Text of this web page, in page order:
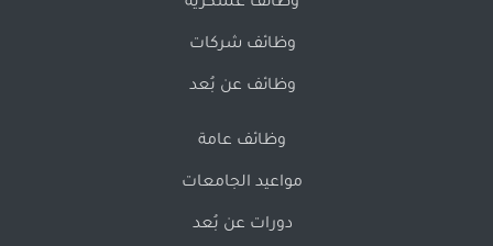
وظائف شركات
وظائف عن بُعد
وظائف عامة
مواعيد الجامعات
دورات عن بُعد